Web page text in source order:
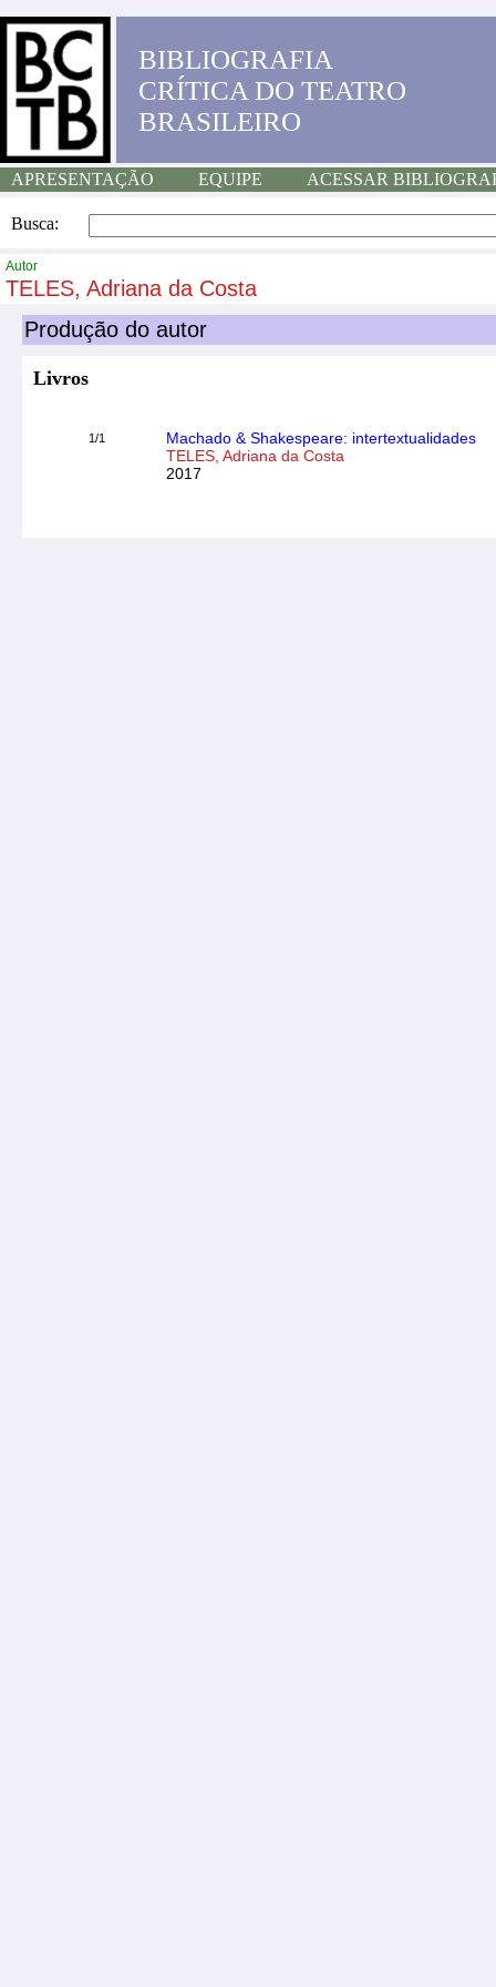
BIBLIOGRAFIA
CRÍTICA DO TEATRO
BRASILEIRO
APRESENTAÇÃO EQUIPE ACESSAR
Busca:
Autor
TELES, Adriana da Costa
Produção do autor
Livros
1/1
Machado & Shakespeare: intertextualidades
TELES, Adriana da Costa
2017